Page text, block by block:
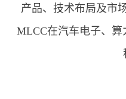
产品、技术布局及市
MLCC在汽车电子、